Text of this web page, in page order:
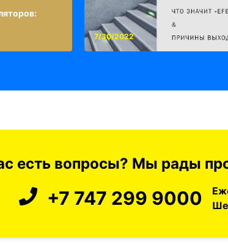
7/30/2022
есть вопросы? Мы рады
+7 747 299 9000